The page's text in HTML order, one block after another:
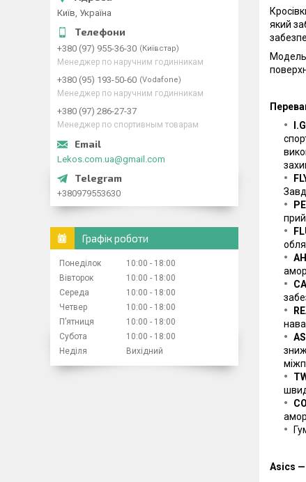
який
Модель
Asics —
Київ, Україна
+380 (97) 955-36-30 Київстар
Менеджер по наручним годинникам
+380 (95) 193-50-60 Vodafone
Менеджер по наручним годинникам
+380 (97) 286-27-37
Менеджер по спортивным товарам
Lekos.com.ua@gmail.com
+380979553630
Графік роботи
Понеділок 10:00
18:00
Вівторок
10:00
18:00
Середа
10:00
18:00
Четвер
10:00
18:00
Пʼятниця
10:00
18:00
Субота
10:00
18:00
Неділя
Вихідний